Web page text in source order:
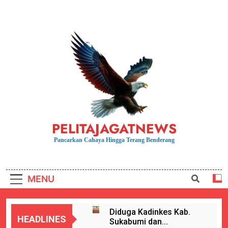
PELITAJAGATNEWS
Pancarkan Cahaya Hingga Terang Benderang
MENU
HEADLINES
Diduga Kadinkes Kab.
Sukabumi dan